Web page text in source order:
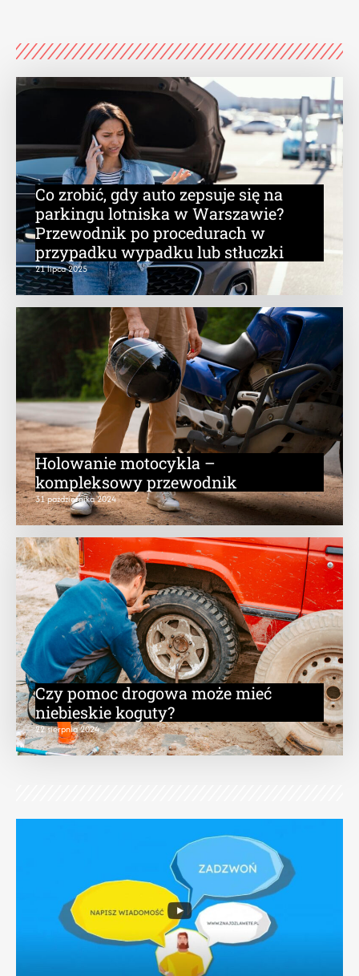
Co zrobić, gdy auto zepsuje się na
parkingu lotniska w Warszawie?
Przewodnik po procedurach w
przypadku wypadku lub stłuczki
21 lipca 2025
Holowanie motocykla –
kompleksowy przewodnik
31 października 2024
Czy pomoc drogowa może mieć
niebieskie koguty?
22 sierpnia 2024